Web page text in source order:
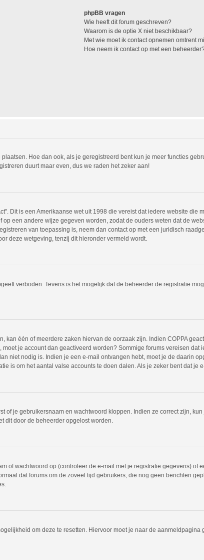
phpBB vragen
Wie heeft dit forum geschreven?
Waarom is de optie X niet beschikbaar?
Met wie moet ik contact opnemen omtrent
Hoe neem ik contact op met een
Hoe dan ook, als je geregistreerd bent kun je meer functies
duurt maar even, dus we raden het zeker aan!
Dit is een Amerikaanse wet uit 1998 die vereist dat iedere website
een andere wijze gegeven worden, zodat de ouders weten dat de
van toepassing is, neem dan contact op met een juridisch
deze wetgeving, tenzij dit hieronder vermeld wordt.
verboden. Tevens is het mogelijk dat de beheerder de registratie
één of meerdere zaken hiervan de oorzaak zijn. Indien COPPA
je account dan geactiveerd worden? Sommige forums vereisen
niet nodig is. Indien je een e-mail ontvangen hebt, moet je de daarin
is om het aantal valse accounts te doen dalen. Als je zeker bent dat je
je gebruikersnaam en wachtwoord kloppen. Indien ze correct zijn,
dit door de beheerder opgelost worden.
of wachtwoord op (controleer de e-mail met je registratie gegevens) of
dat forums om de zoveel tijd gebruikers, die nog geen berichten
om deze te resetten. Hiervoor moet je naar de aanmeldpagina